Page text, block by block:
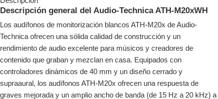
Descripción general del Audio-Technica ATH-M20xWH
Los audífonos de monitorización blancos ATH-M20x de Audio-
Technica ofrecen una sólida calidad de construcción y un
rendimiento de audio excelente para músicos y creadores de
contenido que graban y mezclan en casa. Equipados con
controladores dinámicos de 40 mm y un diseño cerrado y
supraaural, los audífonos ATH-M20x ofrecen una respuesta de
graves mejorada y un amplio ancho de banda (de 15 Hz a 20 kHz) a